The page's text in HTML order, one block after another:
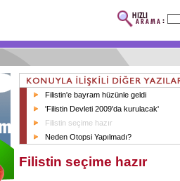
Filistin'e bayram hüzünle geldi
'Filistin Devleti 2009'da kurulacak'
Filistin seçime hazır
Neden Otopsi Yapılmadı?
Filistin seçime hazır